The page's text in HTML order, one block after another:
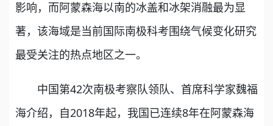
影响，而阿蒙森海以南的冰盖和冰架消融最为显
著，该海域是当前国际南极科考围绕气候变化研究
最受关注的热点地区之一。
中国第42次南极考察队领队、首席科学家魏福
海介绍，自2018年起，我国已连续8年在阿蒙森海